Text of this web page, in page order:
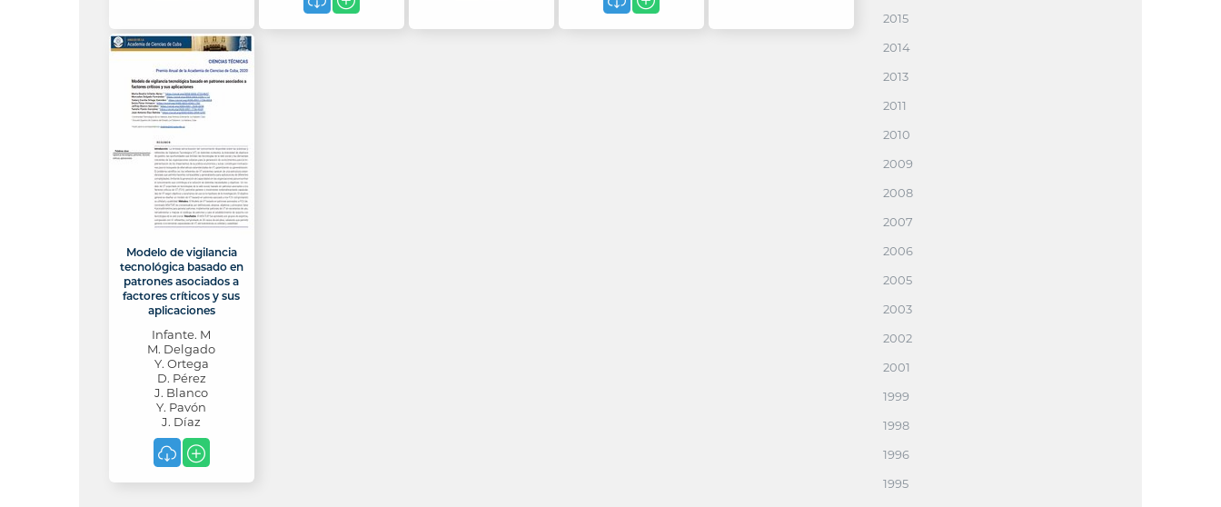
Modelo de vigilancia
tecnológica basado en
patrones asociados a
factores críticos y sus
aplicaciones
Infante. M
M. Delgado
Y. Ortega
D. Pérez
J. Blanco
Y. Pavón
J. Díaz
2015
2014
2013
2011
2010
2009
2008
2007
2006
2005
2003
2002
2001
1999
1998
1996
1995